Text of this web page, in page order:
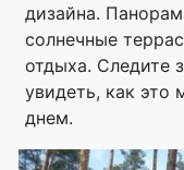
дизайна.
солнечные
отдыха. Следите
увидеть, как это
днем.